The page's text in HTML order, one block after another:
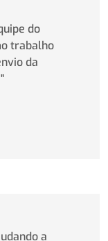
do
trabalho
da
a